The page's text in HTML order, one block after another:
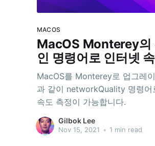
MACOS
MacOS Monterey의
인 명령어로 인터넷
MacOS를 Monterey로 업그레
과 같이 networkQuality 명령어
속도 측정이 가능합니다.
Gilbok Lee
Nov 15, 2021 • 1 min read